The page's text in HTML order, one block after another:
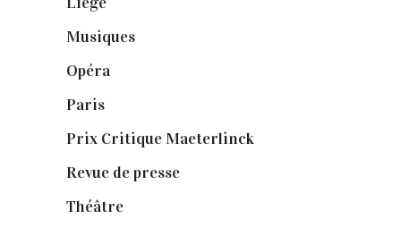
Musiques
Opéra
Paris
Prix Critique Maeterlinck
Revue de presse
Théâtre